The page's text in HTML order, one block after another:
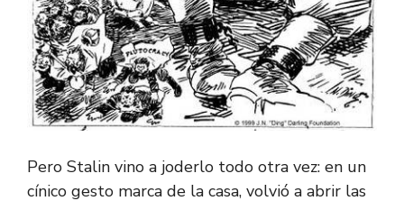
Pero Stalin vino a joderlo todo otra vez: en un
cínico gesto marca de la casa, volvió a abrir las